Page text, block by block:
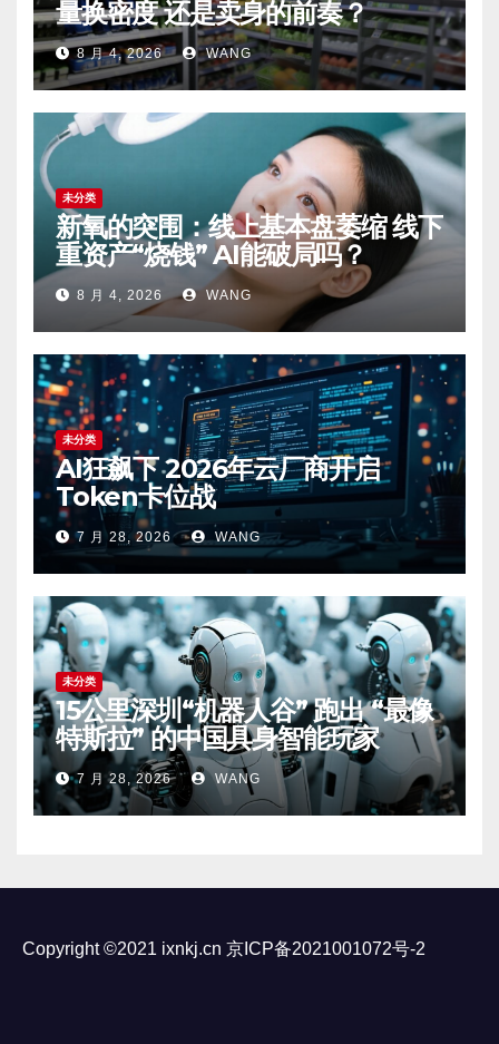
量换密度 还是卖身的前奏？
8 月 4, 2026 WANG
未分类
新氧的突围：线上基本盘萎缩 线下
重资产“烧钱” AI能破局吗？
8 月 4, 2026 WANG
未分类
AI狂飙下 2026年云厂商开启
Token卡位战
7 月 28, 2026 WANG
未分类
15公里深圳“机器人谷” 跑出 “最像
特斯拉” 的中国具身智能玩家
7 月 28, 2026 WANG
Copyright ©2021 ixnkj.cn 京ICP备2021001072号-2